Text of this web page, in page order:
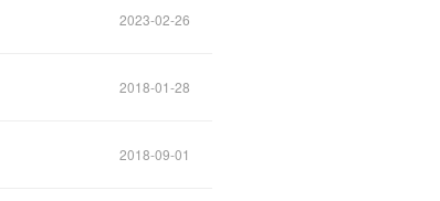
2023-02-26
2018-01-28
2018-09-01